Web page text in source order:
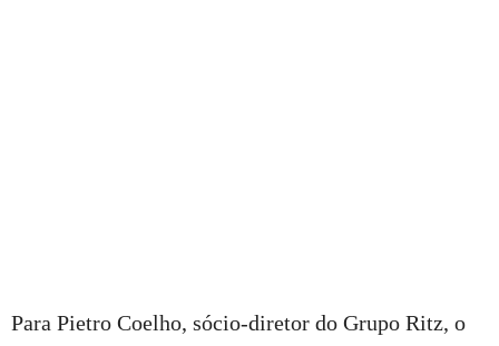
Para Pietro Coelho, sócio-diretor do Grupo Ritz, o